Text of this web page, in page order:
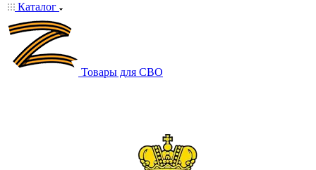
Каталог
Товары для СВО